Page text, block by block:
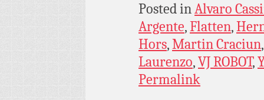
Posted inAlvaro
Argente,Flatten,
Hors,Martin Craciun
Laurenzo,VJ ROBOT,
Permalink